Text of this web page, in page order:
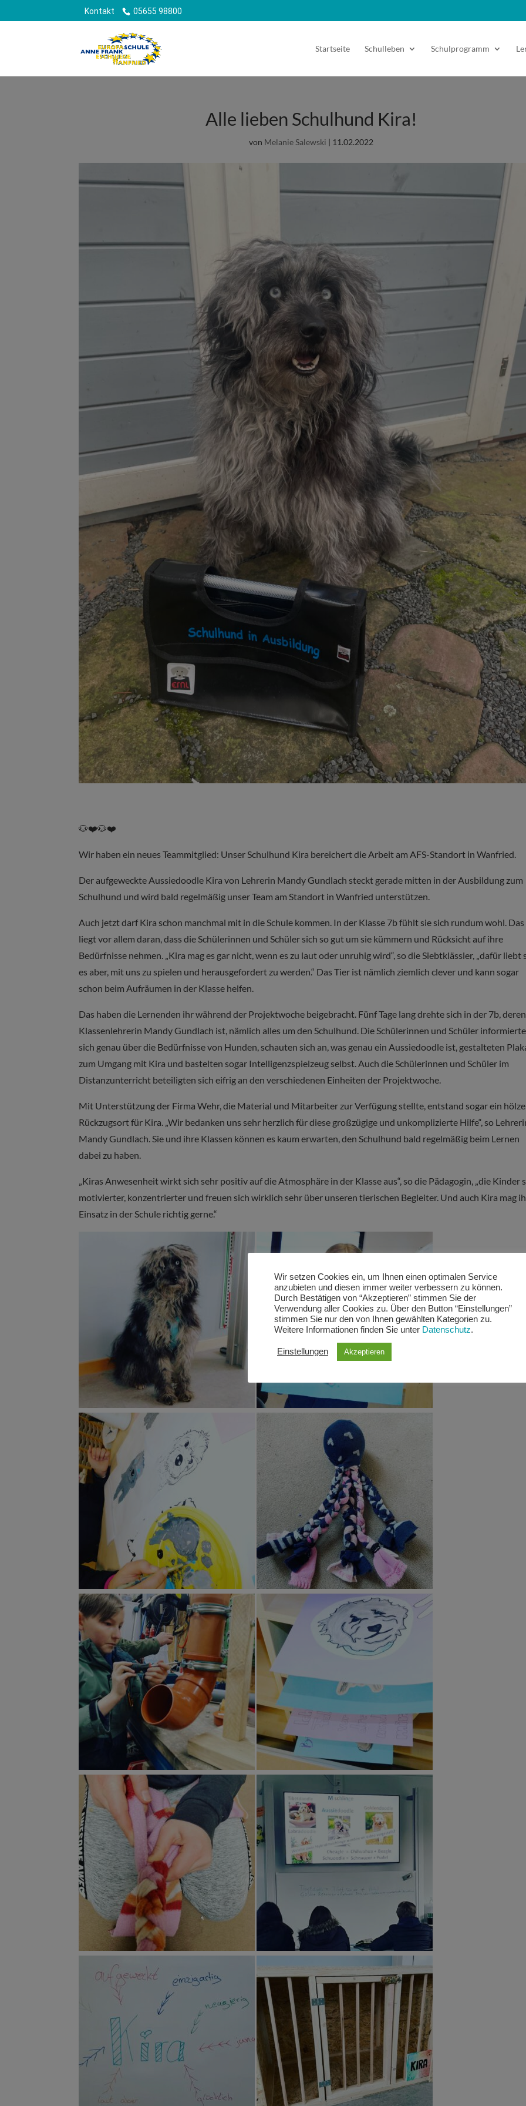
Kontakt 05655 98800
Startseite Schulleben Schulprogramm
Alle lieben Schulhund Kira!
von Melanie Salewski | 11.02.2022
🐶❤️🐶❤️
Wir haben ein neues Teammitglied: Unser Schulhund Kira bereichert die Arbeit am AFS-Standort in Wanfried.
Der aufgeweckte Aussiedoodle Kira von Lehrerin Mandy Gundlach steckt gerade mitten in der Ausbildung zum
Schulhund und wird bald regelmäßig unser Team am Standort in Wanfried unterstützen.
Auch jetzt darf Kira schon manchmal mit in die Schule kommen. In der Klasse 7b fühlt sie sich rundum wohl. Das
liegt vor allem daran, dass die Schülerinnen und Schüler sich so gut um sie kümmern und Rücksicht auf ihre
Bedürfnisse nehmen. „Kira mag es gar nicht, wenn es zu laut oder unruhig wird“, so die Siebtklässler, „dafür liebt
es aber, mit uns zu spielen und herausgefordert zu werden.“ Das Tier ist nämlich ziemlich clever und kann sogar
schon beim Aufräumen in der Klasse helfen.
Das haben die Lernenden ihr während der Projektwoche beigebracht. Fünf Tage lang drehte sich in der 7b, deren
Klassenlehrerin Mandy Gundlach ist, nämlich alles um den Schulhund. Die Schülerinnen und Schüler
sich genau über die Bedürfnisse von Hunden, schauten sich an, was genau ein Aussiedoodle ist, gestalteten
zum Umgang mit Kira und bastelten sogar Intelligenzspielzeug selbst. Auch die Schülerinnen und Schüler im
Distanzunterricht beteiligten sich eifrig an den verschiedenen Einheiten der Projektwoche.
Mit Unterstützung der Firma Wehr, die Material und Mitarbeiter zur Verfügung stellte, entstand sogar ein
Rückzugsort für Kira. „Wir bedanken uns sehr herzlich für diese großzügige und unkomplizierte Hilfe“, so
Mandy Gundlach. Sie und ihre Klassen können es kaum erwarten, den Schulhund bald regelmäßig beim Lernen
dabei zu haben.
„Kiras Anwesenheit wirkt sich sehr positiv auf die Atmosphäre in der Klasse aus“, so die Pädagogin, „die Kinder
motivierter, konzentrierter und freuen sich wirklich sehr über unseren tierischen Begleiter. Und auch Kira mag
Einsatz in der Schule richtig gerne.“
Wir setzen Cookies ein, um Ihnen einen optimalen Service
anzubieten und diesen immer weiter verbessern zu können.
Durch Bestätigen von “Akzeptieren” stimmen Sie der
Verwendung aller Cookies zu. Über den Button “Einstellungen”
stimmen Sie nur den von Ihnen gewählten Kategorien zu.
Weitere Informationen finden Sie unter Datenschutz.
Einstellungen Akzeptieren